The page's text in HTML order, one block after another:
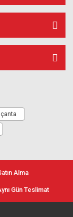
Alma
Gün Teslimat